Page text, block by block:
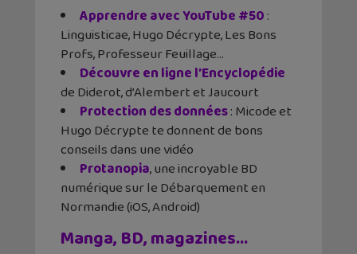
Apprendre avec YouTube #50:
Linguisticae, Hugo Décrypte, Les Bons
Profs, Professeur Feuillage…
Découvre en ligne l’Encyclopédie
de Diderot, d’Alembert et Jaucourt
Protection des données: Micode et
Hugo Décrypte te donnent de bons
conseils dans une vidéo
Protanopia, une incroyable BD
numérique sur le Débarquement en
Normandie (iOS, Android)
Manga, BD, magazines…